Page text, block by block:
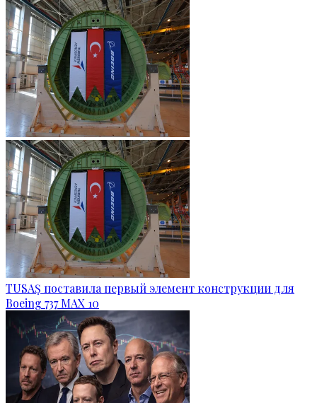
TUSAŞ поставила первый элемент конструкции для
Boeing 737 MAX 10